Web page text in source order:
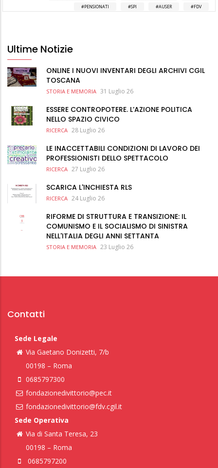
PENSIONATI
SPI AUSER FDV
Ultime Notizie
ONLINE I NUOVI INVENTARI DEGLI ARCHIVI CGIL
TOSCANA
STORIA E MEMORIA 31 Luglio 26
ESSERE CONTROPOTERE. L’AZIONE POLITICA
NELLO SPAZIO CIVICO
RICERCA 28 Luglio 26
LE INACCETTABILI CONDIZIONI DI LAVORO DEI
PROFESSIONISTI DELLO SPETTACOLO
RICERCA 27 Luglio 26
SCARICA L'INCHIESTA RLS
RICERCA 24 Luglio 26
RIFORME DI STRUTTURA E TRANSIZIONE: IL
COMUNISMO E IL SOCIALISMO DI SINISTRA
NELL'ITALIA DEGLI ANNI SETTANTA
STORIA E MEMORIA 23 Luglio 26
Contatti
Sede Legale
Via Gaetano Donizetti, 7/b
00198 – Roma
0685797300
fondazionedivittorio@pec.it
fondazionedivittorio@fdv.cgil.it
Sede Operativa
Via di Santa Teresa, 23
00198 – Roma
0685797200